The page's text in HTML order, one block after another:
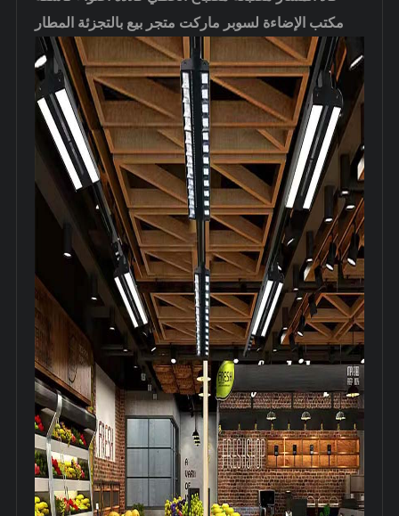
مكتب الإضاءة لسوبر ماركت متجر بيع بالتجزئة المطار